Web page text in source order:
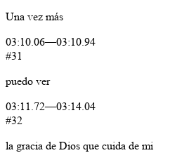
Una vez más
03:10.06—03:10.94
#31
puedo ver
03:11.72—03:14.04
#32
la gracia de Dios que cuida de mi